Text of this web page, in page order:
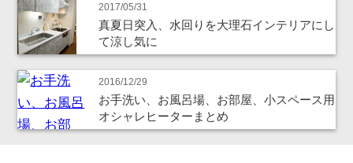
2017/05/31
真夏日突入、水回りを大理石インテリアにし
て涼し気に
2016/12/29
お手洗い、お風呂場、お部屋、小スペース用
オシャレヒーターまとめ